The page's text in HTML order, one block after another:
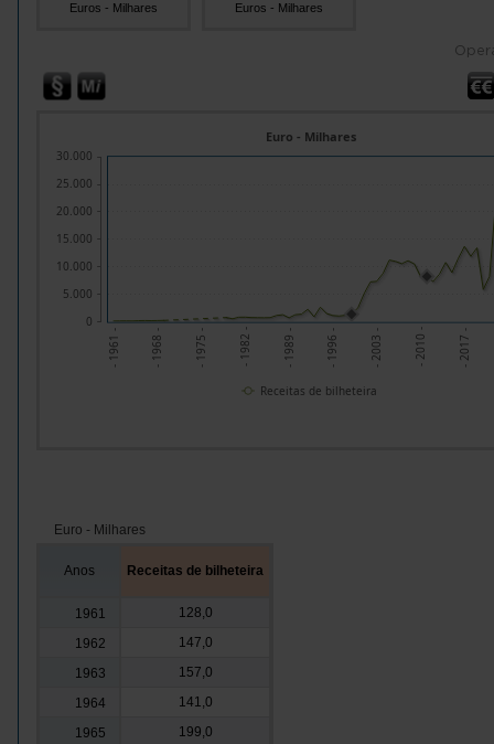
Euros - Milhares Euros - Milhares
- 1961 - - 1968 - - 1975 - - 1982 - - 1989 - - 1996 - - 2003 - - 2010 - - 2017 -
Euro - Milhares
0
5.000
10.000
15.000
20.000
25.000
30.000
Receitas de bilheteira
Euro - Milhares
Anos Receitas de bilheteira
1961
128,0
1962
147,0
1963
157,0
1964
141,0
1965
199,0